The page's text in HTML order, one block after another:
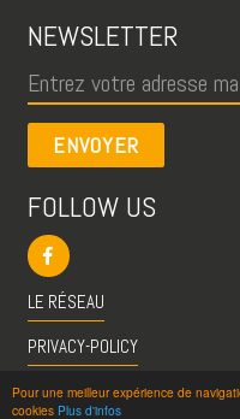
Pour une meilleur expérience de
cookies Plus d'infos
NEWSLETTER
ENVOYER
FOLLOW US
LE RÉSEAU
PRIVACY-POLICY
CGU